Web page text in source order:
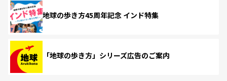
地球の歩き方45周年記念 インド特集
「地球の歩き方」シリーズ広告のご案内